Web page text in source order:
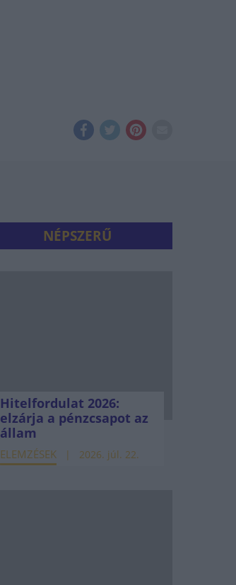
NÉPSZERŰ
Hitelfordulat 2026:
elzárja a pénzcsapot az
állam
ELEMZÉSEK 2026. júl. 22.